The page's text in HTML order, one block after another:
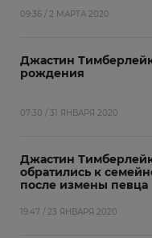
09:36 / 2 МАРТА 2020
Джастин
рождения
07:30 / 31 ЯНВАРЯ 2020
Джастин
обратились к
после измены певца
19:47 / 23 ЯНВАРЯ 2020